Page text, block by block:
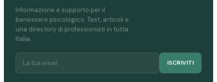
Informazione e supporto per il
benessere psicologico. Test, articoli e
una directory di professionisti in tutta
Italia.
ISCRIVITI